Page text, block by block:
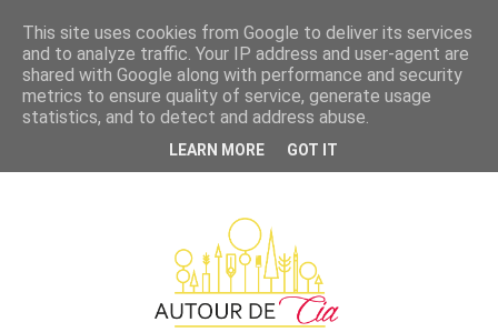

This site uses cookies from Google to deliver its services
and to analyze traffic. Your IP address and user-agent are
shared with Google along with performance and security
metrics to ensure quality of service, generate usage
statistics, and to detect and address abuse.
LEARN MORE GOT IT